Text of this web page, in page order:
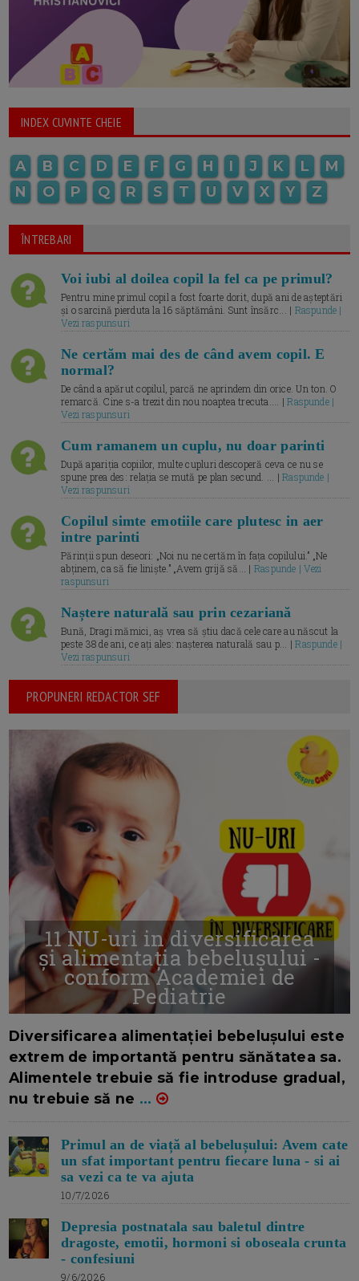
INDEX CUVINTE CHEIE
A B C D E F G H I J K L
M
N
O P Q R S T U V X Y Z
ÎNTREBARI
Voi iubi al doilea copil la fel ca pe primul?
Pentru mine primul copil a fost foarte dorit, după ani de așteptări
și o sarcină pierduta la 16 săptămâni. Sunt însărc... | Raspunde |
Vezi raspunsuri
Ne certăm mai des de când avem copil. E
normal?
De când a apărut copilul, parcă ne aprindem din orice. Un ton. O
remarcă. Cine s-a trezit din nou noaptea trecuta.... |Raspunde |
Vezi raspunsuri
Cum ramanem un cuplu, nu doar parinti
După apariția copiilor, multe cupluri descoperă ceva ce nu se
spune prea des: relația se mută pe plan secund. ... |Raspunde |
Vezi raspunsuri
Copilul simte emotiile care plutesc in aer
intre parinti
Părinții spun deseori: „Noi nu ne certăm în fața copilului.” „Ne
abținem, ca să fie liniște.” „Avem grijă să... | Raspunde | Vezi
raspunsuri
Naștere naturală sau prin cezariană
Bună, Dragi mămici, aș vrea să știu dacă cele care au născut la
peste 38 de ani, ce ați ales: nașterea naturală sau p... |Raspunde |
Vezi raspunsuri
PROPUNERI REDACTOR SEF
11 NU-uri in diversificarea
și alimentația bebelușului -
conform Academiei de
Pediatrie
Diversificarea alimentației bebelușului este
extrem de importantă pentru sănătatea sa.
Alimentele trebuie să fie introduse gradual,
nu trebuie să ne ...
Primul an de viață al bebelușului: Avem cate
un sfat important pentru fiecare luna - si ai
sa vezi ca te va ajuta
10/7/2026
Depresia postnatala sau baletul dintre
dragoste, emotii, hormoni si oboseala crunta
- confesiuni
9/6/2026